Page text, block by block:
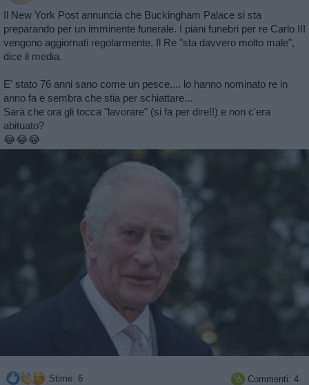
Il New York Post annuncia che Buckingham Palace si sta
preparando per un imminente funerale. I piani funebri per re Carlo III
vengono aggiornati regolarmente. Il Re "sta davvero molto male",
dice il media.
E' stato 76 anni sano come un pesce.... lo hanno nominato re in
anno fa e sembra che stia per schiattare...
Sarà che ora gli tocca "lavorare" (si fa per dire!!) e non c'era
abituato?
😂😂😂
Stime: 6  Commenti: 4